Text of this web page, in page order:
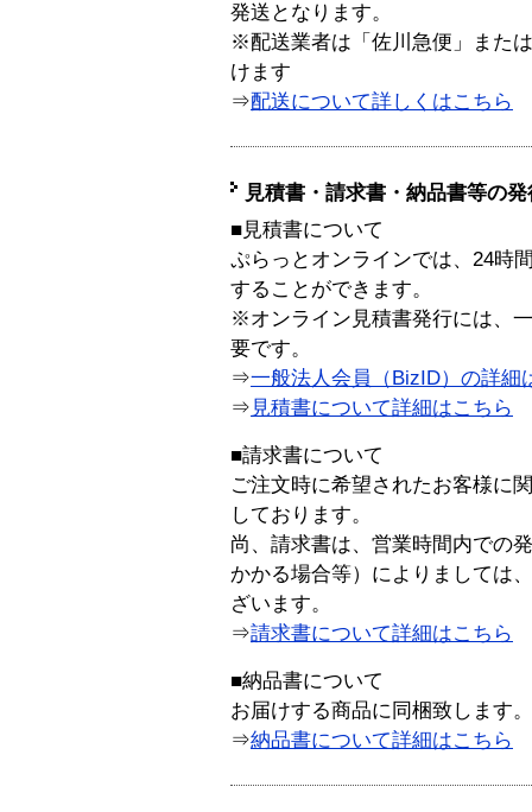
発送となります。
※配送業者は「佐川急便」また
けます
⇒配送について詳しくはこちら
見積書・請求書・納品書等の
■見積書について
ぷらっとオンラインでは、24時
することができます。
※オンライン見積書発行には、
要です。
⇒一般法人会員（BizID）の詳細
⇒ 見積書について詳細はこちら
■請求書について
ご注文時に希望されたお客様に
しております。
尚、請求書は、営業時間内での
かかる場合等）によりましては
ざいます。
⇒請求書について詳細はこちら
■納品書について
お届けする商品に同梱致します。
⇒納品書について詳細はこちら